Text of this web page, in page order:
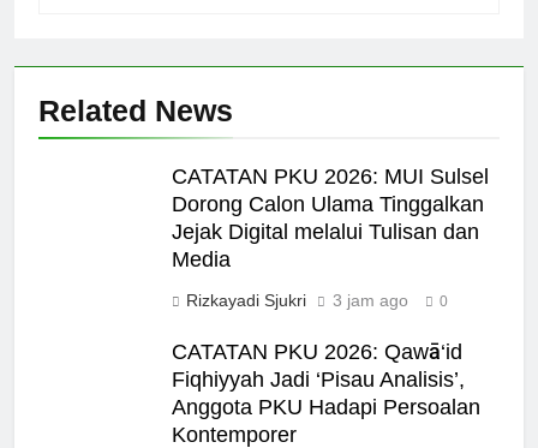
Related News
CATATAN PKU 2026: MUI Sulsel
Dorong Calon Ulama Tinggalkan
Jejak Digital melalui Tulisan dan
Media
Rizkayadi Sjukri 3 jam ago 0
CATATAN PKU 2026: Qawā‘id
Fiqhiyyah Jadi ‘Pisau Analisis’,
Anggota PKU Hadapi Persoalan
Kontemporer